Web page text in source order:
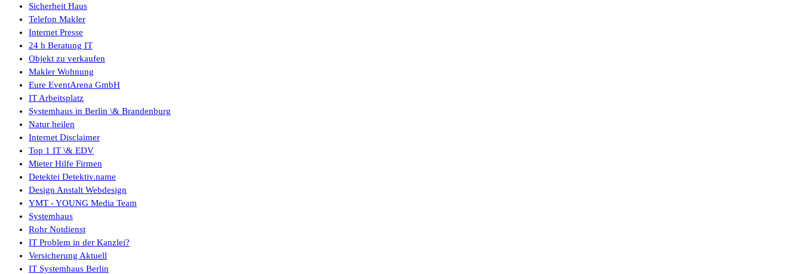
Sicherheit Haus
Telefon Makler
Internet Presse
24 h Beratung IT
Objekt zu verkaufen
Makler Wohnung
Eure EventArena GmbH
IT Arbeitsplatz
Systemhaus in Berlin \& Brandenburg
Natur heilen
Internet Disclaimer
Top 1 IT \& EDV
Mieter Hilfe Firmen
Detektei Detektiv.name
Design Anstalt Webdesign
YMT - YOUNG Media Team
Systemhaus
Rohr Notdienst
IT Problem in der Kanzlei?
Versicherung Aktuell
IT Systemhaus Berlin